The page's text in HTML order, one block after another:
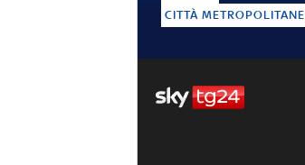
CITTÀ METROPOLITANE